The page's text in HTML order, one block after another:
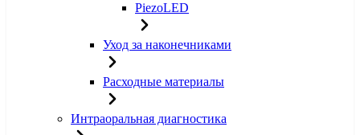
PiezoLED
Уход за наконечниками
Расходные материалы
Интраоральная диагностика